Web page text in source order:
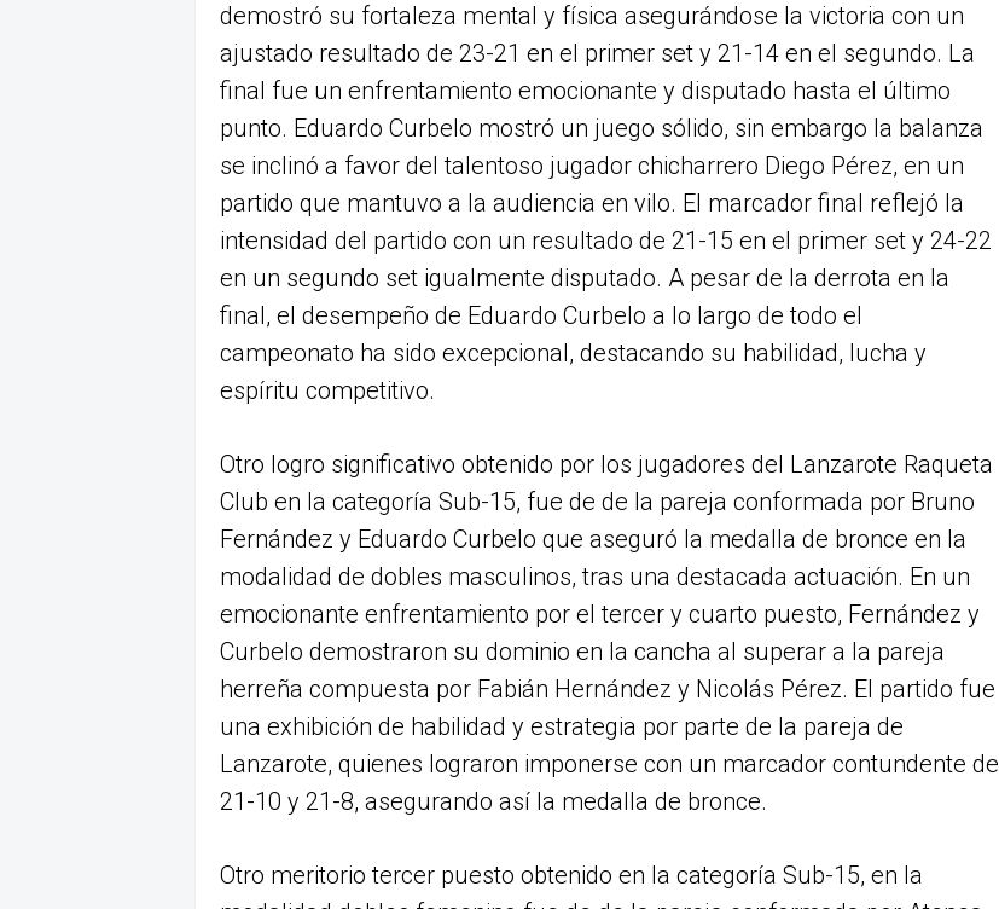
demostró su fortaleza mental y física asegurándose la victoria con un
ajustado resultado de 23-21 en el primer set y 21-14 en el segundo. La
final fue un enfrentamiento emocionante y disputado hasta el último
punto. Eduardo Curbelo mostró un juego sólido, sin embargo la balanza
se inclinó a favor del talentoso jugador chicharrero Diego Pérez, en un
partido que mantuvo a la audiencia en vilo. El marcador final reflejó la
intensidad del partido con un resultado de 21-15 en el primer set y 24-22
en un segundo set igualmente disputado. A pesar de la derrota en la
final, el desempeño de Eduardo Curbelo a lo largo de todo el
campeonato ha sido excepcional, destacando su habilidad, lucha y
espíritu competitivo.
Otro logro significativo obtenido por los jugadores del Lanzarote Raqueta
Club en la categoría Sub-15, fue de de la pareja conformada por Bruno
Fernández y Eduardo Curbelo que aseguró la medalla de bronce en la
modalidad de dobles masculinos, tras una destacada actuación. En un
emocionante enfrentamiento por el tercer y cuarto puesto, Fernández y
Curbelo demostraron su dominio en la cancha al superar a la pareja
herreña compuesta por Fabián Hernández y Nicolás Pérez. El partido fue
una exhibición de habilidad y estrategia por parte de la pareja de
Lanzarote, quienes lograron imponerse con un marcador contundente de
21-10 y 21-8, asegurando así la medalla de bronce.
Otro meritorio tercer puesto obtenido en la categoría Sub-15, en la